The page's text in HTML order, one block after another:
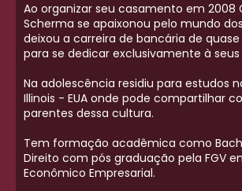
Ao organizar seu casamento em 2008
Scherma se apaixonou pelo mundo
deixou a carreira de bancária de quase
para se dedicar exclusivamente à
Na adolescência residiu para estudos
Illinois - EUA onde pode compartilhar
parentes dessa cultura.
Tem formação acadêmica como
Direito com pós graduação pela FGV
Econômico Empresarial.